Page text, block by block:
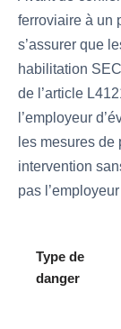
ferroviaire à un
s’assurer que
habilitation
de l’article
l’employeur
les mesures
intervention
pas
Type de
danger